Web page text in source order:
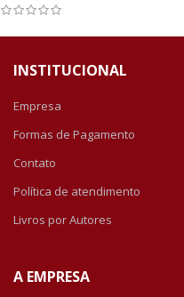
INSTITUCIONAL
Empresa
Formas de Pagamento
Contato
Política de atendimento
Livros por Autores
A EMPRESA